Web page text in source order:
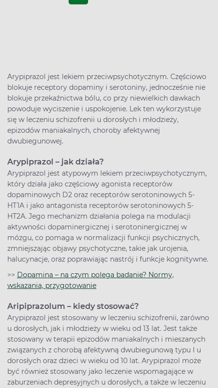
Arypiprazol jest lekiem przeciwpsychotycznym. Częściowo
blokuje receptory dopaminy i serotoniny, jednocześnie nie
blokuje przekaźnictwa bólu, co przy niewielkich dawkach
powoduje wyciszenie i uspokojenie. Lek ten wykorzystuje
się w leczeniu schizofrenii u dorosłych i młodzieży,
epizodów maniakalnych, choroby afektywnej
dwubiegunowej.
Arypiprazol – jak działa?
Arypiprazol jest atypowym lekiem przeciwpsychotycznym,
który działa jako częściowy agonista receptorów
dopaminowych D2 oraz receptorów serotoninowych 5-
HT1A i jako antagonista receptorów serotoninowych 5-
HT2A. Jego mechanizm działania polega na modulacji
aktywności dopaminergicznej i serotoninergicznej w
mózgu, co pomaga w normalizacji funkcji psychicznych,
zmniejszając objawy psychotyczne, takie jak urojenia,
halucynacje, oraz poprawiając nastrój i funkcje kognitywne.
>> Dopamina – na czym polega badanie? Normy,
wskazania, przygotowanie
Aripiprazolum – kiedy stosować?
Arypiprazol jest stosowany w leczeniu schizofrenii, zarówno
u dorosłych, jak i młodzieży w wieku od 13 lat. Jest także
stosowany w terapii epizodów maniakalnych i mieszanych
związanych z chorobą afektywną dwubiegunową typu I u
dorosłych oraz dzieci w wieku od 10 lat. Arypiprazol może
być również stosowany jako leczenie wspomagające w
zaburzeniach depresyjnych u dorosłych, a także w leczeniu